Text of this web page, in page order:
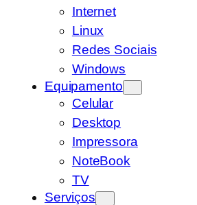
Internet
Linux
Redes Sociais
Windows
Equipamento
Celular
Desktop
Impressora
NoteBook
TV
Serviços